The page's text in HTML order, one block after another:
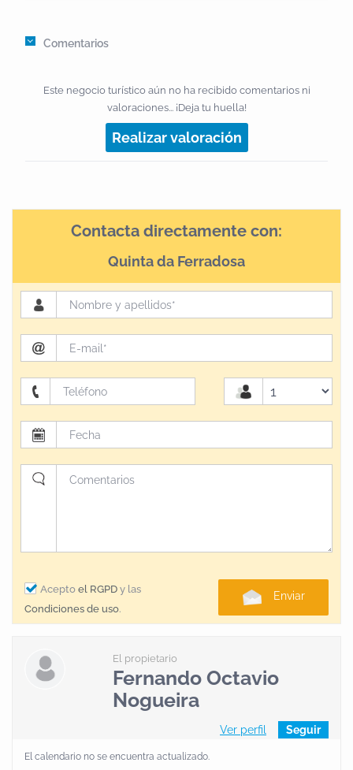
Comentarios
Este negocio turístico aún no ha recibido comentarios ni
valoraciones... ¡Deja tu huella!
Realizar valoración
Contacta directamente con:
Quinta da Ferradosa
Acepto el RGPD y las
Condiciones de uso.
Enviar
El propietario
Fernando Octavio
Nogueira
Ver perfil Seguir
El calendario no se encuentra actualizado.